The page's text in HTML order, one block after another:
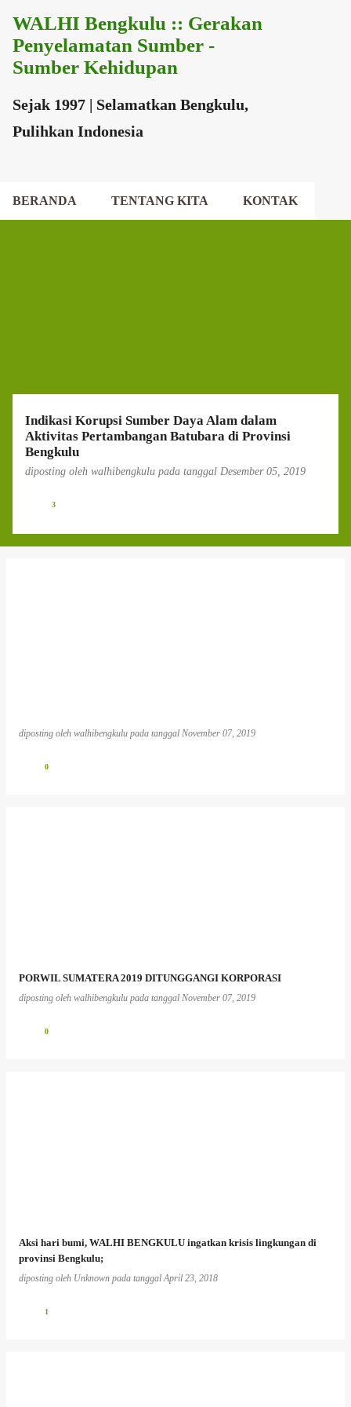
Langsung ke konten utama
WALHI Bengkulu :: Gerakan
Penyelamatan Sumber -
Sumber Kehidupan
Sejak 1997 | Selamatkan Bengkulu,
Pulihkan Indonesia
BERANDA TENTANG KITA KONTAK
Indikasi Korupsi Sumber Daya Alam dalam
Aktivitas Pertambangan Batubara di Provinsi
Bengkulu
diposting oleh walhibengkulu pada tanggal Desember 05, 2019
3
diposting oleh walhibengkulu pada tanggal November 07, 2019
0
PORWIL SUMATERA 2019 DITUNGGANGI KORPORASI
diposting oleh walhibengkulu pada tanggal November 07, 2019
0
Aksi hari bumi, WALHI BENGKULU ingatkan krisis lingkungan di
provinsi Bengkulu;
diposting oleh Unknown pada tanggalApril 23, 2018
1